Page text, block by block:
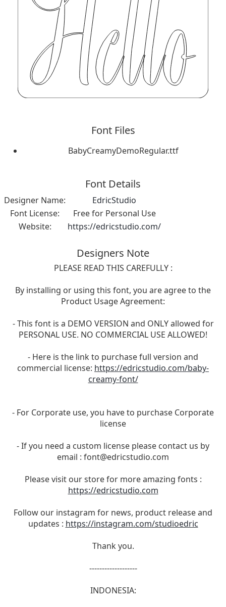
Font Files
BabyCreamyDemoRegular.ttf
Font Details
Designer Name:
EdricStudio
Font License:
Free for Personal Use
Website:
https://edricstudio.com/
Designers Note
PLEASE READ THIS CAREFULLY :
By installing or using this font, you are agree to the
Product Usage Agreement:
- This font is a DEMO VERSION and ONLY allowed for
PERSONAL USE. NO COMMERCIAL USE ALLOWED!
- Here is the link to purchase full version and
commercial license: https://edricstudio.com/baby-
creamy-font/
- For Corporate use, you have to purchase Corporate
license
- If you need a custom license please contact us by
email : font@edricstudio.com
Please visit our store for more amazing fonts :
https://edricstudio.com
Follow our instagram for news, product release and
updates : https://instagram.com/studioedric
Thank you.
-------------------
INDONESIA: